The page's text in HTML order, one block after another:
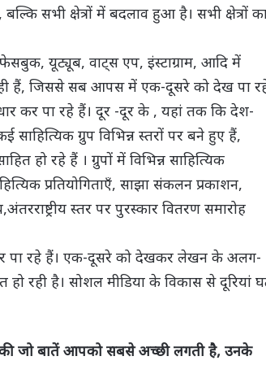
सभी क्षेत्रों में बदलाव हुआ है। सभी क्षेत्रों
यूट्यूब, वाट्स एप, इंस्टाग्राम, आदि में
रही हैं, जिससे सब आपस में एक-दूसरे को देख पा
कर पा रहे हैं। दूर -दूर के , यहां तक कि देश-
ग्रुप विभिन्न स्तरों पर बने हुए हैं,
हो रहे हैं । ग्रुपों में विभिन्न साहित्यिक
प्रतियोगिताएँ, साझा संकलन प्रकाशन,
स्तर पर पुरस्कार वितरण समारोह
पा रहे हैं। एक-दूसरे को देखकर लेखन के अलग-
रही है। सोशल मीडिया के विकास से दूरियां
जो बातें आपको सबसे अच्छी लगती है, उनके